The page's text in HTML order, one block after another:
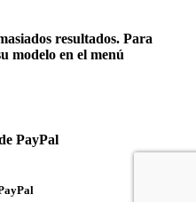
resultados. Para
modelo en el menú
PayPal